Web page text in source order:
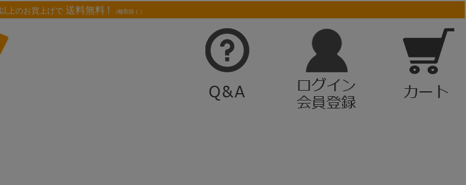
以上のお買上げで 送料無料 ! （離島除く）